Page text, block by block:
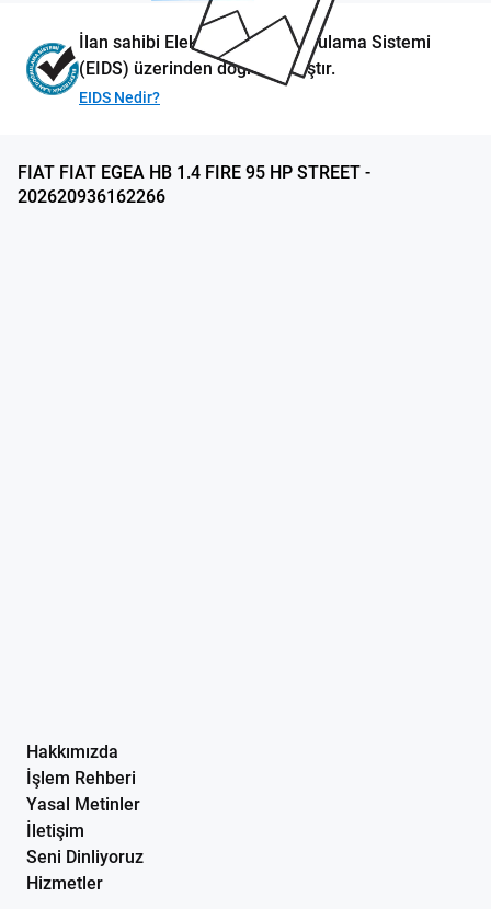
İlan sahibi Elektronik İlan Doğrulama Sistemi
(EIDS) üzerinden doğrulanmıştır.
EIDS Nedir?
FIAT FIAT EGEA HB 1.4 FIRE 95 HP STREET -
202620936162266
Hakkımızda
İşlem Rehberi
Yasal Metinler
İletişim
Seni Dinliyoruz
Hizmetler